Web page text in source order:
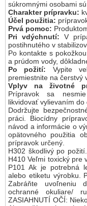
súkromnými osobami
Charakter prípravku:
Účel použitia:
Prvá pomoc:
Pri vdýchnutí: V
postihnutého v
Po kontakte s
a prúdom vody,
Po požití: Vypite
premiestnite na čerstvý
Vplyv na životné
Prípravok sa
likvidovať vylievaním do
Dodržujte
práci. Biocídny
návod a informácie o
opätovného použitia
prípravok určený.
H302 škodlivý po
H410 Veľmi toxický pre
P101 Ak je potrebná
alebo etiketu výrobku.
Zabráňte uvoľneniu
ochranné okuliare/
ZASIAHNUTÍ OČÍ: